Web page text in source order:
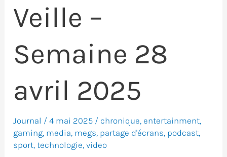
Veille –
Semaine 28
avril 2025
Journal /4 mai 2025 / chronique, entertainment,
gaming, media, megs, partage d'écrans, podcast,
sport,technologie,video